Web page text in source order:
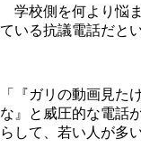
学校側を何より悩
ている抗議電話だとい
「『ガリの動画見た
な』と威圧的な電話
らして、若い人が多